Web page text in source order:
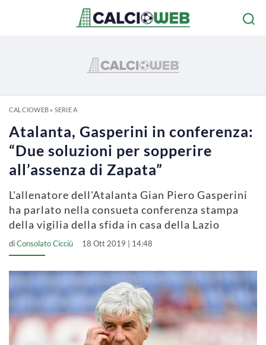
CALCIOWEB» SERIE A
Atalanta, Gasperini in conferenza:
“Due soluzioni per sopperire
all’assenza di Zapata”
L'allenatore dell'Atalanta Gian Piero Gasperini
ha parlato nella consueta conferenza stampa
della vigilia della sfida in casa della Lazio
diConsolato Cicciù 18 Ott 2019 | 14:48